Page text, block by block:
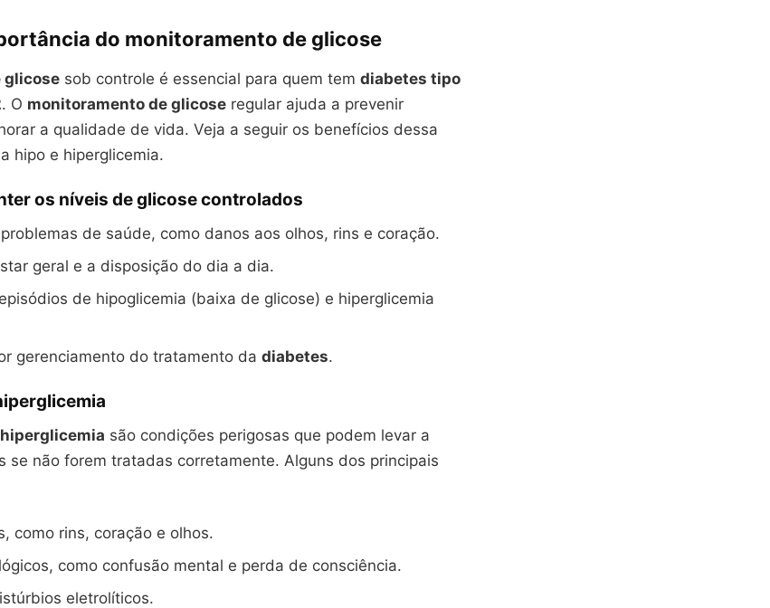
do monitoramento de glicose
glicose sob controle é essencial para quem tem diabetes tipo
. O monitoramento de glicose regular ajuda a prevenir
a qualidade de vida. Veja a seguir os benefícios dessa
hipo e hiperglicemia.
os níveis de glicose controlados
de saúde, como danos aos olhos, rins e coração.
geral e a disposição do dia a dia.
de hipoglicemia (baixa de glicose) e hiperglicemia
gerenciamento do tratamento da diabetes.
hiperglicemia são condições perigosas que podem levar a
se não forem tratadas corretamente. Alguns dos principais
como rins, coração e olhos.
como confusão mental e perda de consciência.
eletrolíticos.